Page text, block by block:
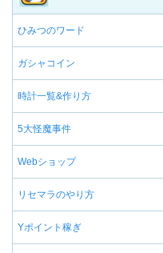
ひみつのワード
ガシャコイン
時計一覧&作り方
5大怪魔事件
Webショップ
リセマラのやり方
Yポイント稼ぎ